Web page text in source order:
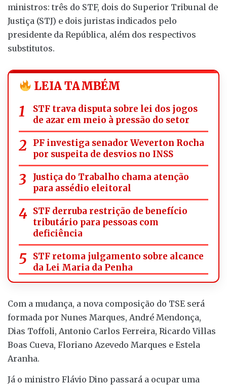
ministros: três do STF, dois do Superior Tribunal de
Justiça (STJ) e dois juristas indicados pelo
presidente da República, além dos respectivos
substitutos.
LEIA TAMBÉM
STF trava disputa sobre lei dos jogos
de azar em meio à pressão do setor
PF investiga senador Weverton Rocha
por suspeita de desvios no INSS
Justiça do Trabalho chama atenção
para assédio eleitoral
STF derruba restrição de benefício
tributário para pessoas com
deficiência
STF retoma julgamento sobre alcance
da Lei Maria da Penha
Com a mudança, a nova composição do TSE será
formada por Nunes Marques, André Mendonça,
Dias Toffoli, Antonio Carlos Ferreira, Ricardo Villas
Boas Cueva, Floriano Azevedo Marques e Estela
Aranha.
Já o ministro Flávio Dino passará a ocupar uma